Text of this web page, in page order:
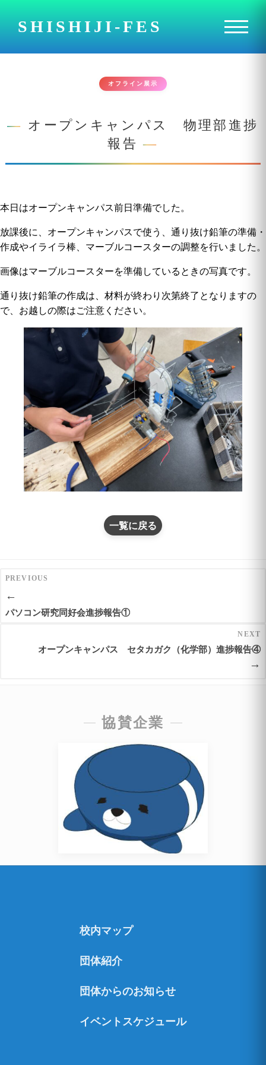
SHISHIJI-FES
オフライン展示
オープンキャンパス 物理部進捗
報告
本日はオープンキャンパス前日準備でした。
放課後に、オープンキャンパスで使う、通り抜け鉛筆の準備・
作成やイライラ棒、マーブルコースターの調整を行いました。
画像はマーブルコースターを準備しているときの写真です。
通り抜け鉛筆の作成は、材料が終わり次第終了となりますの
で、お越しの際はご注意ください。
一覧に戻る
PREVIOUS
←
パソコン研究同好会進捗報告①
NEXT
オープンキャンパス セタカガク（化学部）進捗報告④
→
協賛企業
校内マップ
団体紹介
団体からのお知らせ
イベントスケジュール